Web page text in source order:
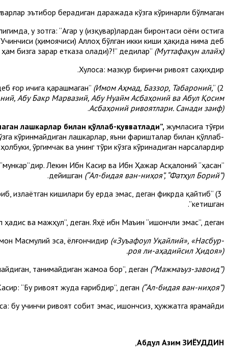
эътибор берадиган даражада кўзга кўринарли бўлмаган.
у зотга: “Агар у (изқувар)лардан биронтаси оёғи остига
(ҳимоячиси) Аллоҳ бўлган икки киши ҳақида нима деб
бизга зарар етказа олади)?!” дедилар” (Муттафақун алайҳ)
Хулоса: мазкур биринчи ривоят саҳиҳдир.
2) “Ғор оғзида ўргимчак уясини кўриб: “Агар Муҳаммад бу ерга кирганида, ўргимчак уяси бузилган бўларди”, деб ғор ичига қарашмаган”
(Имом Аҳмад, Баззор, Табароний,
Абу Бакр Марвазий, Абу Нуайм Асбаҳоний ва Абул Қосим
Асбаҳоний ривоятлари. Санади заиф)
.
лашкарлар билан қўллаб-қувватлади”, жумласига тўғри
кўринмайдиган лашкарлар, яъни фаришталар билан қўллаб-
ўргимчак ва унинг тўри кўзга кўринадиган нарсалардир.
Лекин Ибн Касир ва Ибн Ҳажар Асқалоний “ҳасан”
дейишган (“Ал-бидая ван-ниҳоя”, “Фатҳул Борий”)
.
излаётган кишилари бу ерда эмас, деган фикрда қайтиб
кетишган”.
ва мажҳул”, деган. Яҳё ибн Маъин “ишончли эмас”, деган.
Масмулий эса, ёлғончидир («Зуъафоул Уқайлий», «Насбур-
роя ли-аҳадийсил Ҳидоя»).
танимайдиган жамоа бор”, деган (“Мажмаъуз-завоид”)
“Бу ривоят жуда ғарибдир”, деган (“Ал-бидая ван-ниҳоя”)
бу учинчи ривоят собит эмас, ишончсиз, ҳужжатга ярамайди.
Абдул Азим ЗИЁУДДИН
,